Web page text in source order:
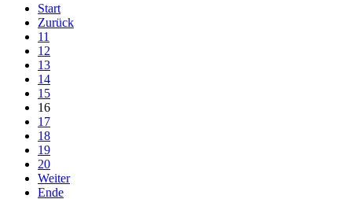
Start
Zurück
11
12
13
14
15
16
17
18
19
20
Weiter
Ende